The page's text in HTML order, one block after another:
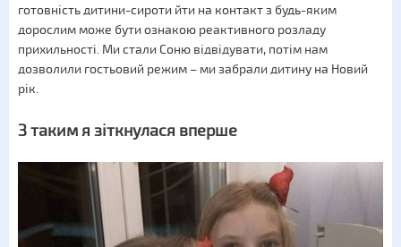
готовність дитини-сироти йти на контакт з будь-яким
дорослим може бути ознакою реактивного розладу
прихильності. Ми стали Соню відвідувати, потім нам
дозволили гостьовий режим – ми забрали дитину на Новий
рік.
З таким я зіткнулася вперше